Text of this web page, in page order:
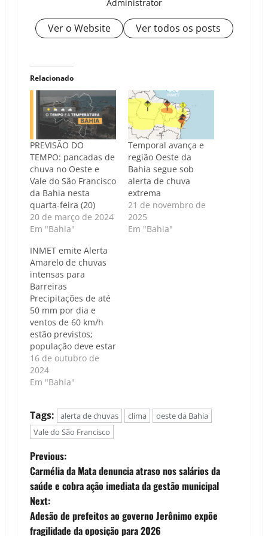
Administrator
Ver o Website Ver todos os posts
Relacionado
PREVISÃO DO
TEMPO: pancadas de
chuva no Oeste e
Vale do São Francisco
da Bahia nesta
quarta-feira (20)
20 de março de 2024
Em "Bahia"
Temporal avança e
região Oeste da
Bahia segue sob
alerta de chuva
extrema
21 de novembro de
2025
Em "Bahia"
INMET emite Alerta
Amarelo de chuvas
intensas para
Barreiras
Precipitações de até
50 mm por dia e
ventos de 60 km/h
estão previstos;
população deve estar
atenta aos riscos
moderados de
alagamentos e
Caso de Política |
Luís Carlos Nunes -
O Instituto Nacional
de Meteorologia
(INMET) emitiu um
Alerta Amarelo para
chuvas intensas em
Barreiras, válido…
16 de outubro de
2024
Em "Bahia"
Tags: alerta de chuvas clima
oeste da Bahia
Vale do São Francisco
P
o
s
Previous:
Carmélia da Mata denuncia atraso nos salários da
saúde e cobra ação imediata da gestão municipal
Next:
Adesão de prefeitos ao governo Jerônimo expõe
fragilidade da oposição para 2026